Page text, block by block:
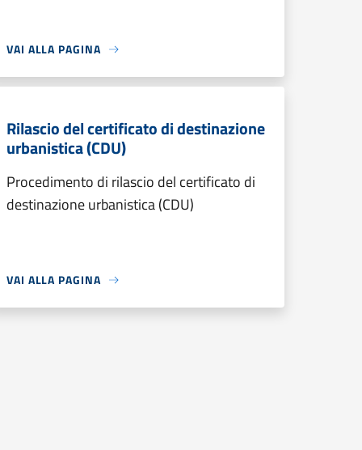
VAI ALLA PAGINA
Rilascio del certificato di destinazione
urbanistica (CDU)
Procedimento di rilascio del certificato di
destinazione urbanistica (CDU)
VAI ALLA PAGINA